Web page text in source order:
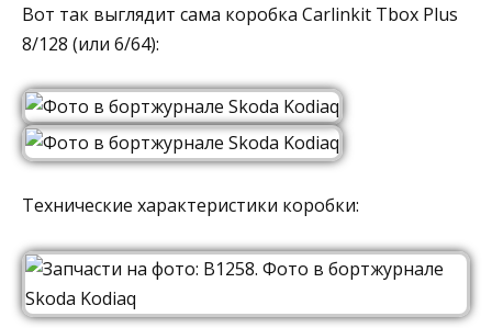
Вот так выглядит сама коробка Carlinkit Tbox Plus
8/128 (или 6/64):
Технические характеристики коробки: